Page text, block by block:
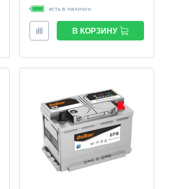
есть в наличии
В КОРЗИНУ